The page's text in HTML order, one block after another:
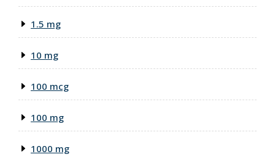
1.5 mg
10 mg
100 mcg
100 mg
1000 mg